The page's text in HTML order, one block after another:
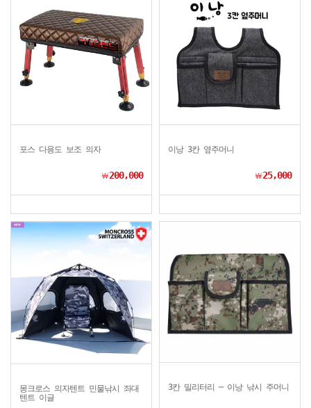
포스 다용도 보조 의자
￦200,000
이낭 3칸 옆주머니
￦25,000
몽크로스 의자텐트 민물낚시 좌대
텐트 이글
3칸 밀리터리 ─ 이낭 낚시 주머니